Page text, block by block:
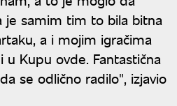
je samim tim to bila bitna
a i mojim igračima
u Kupu ovde. Fantastična
se odlično radilo", izjavio